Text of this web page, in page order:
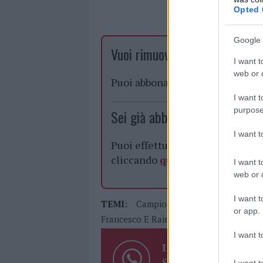
Opted
Google
I want
web or
I want
I want
I want
web or
I want
or app.
I want
Vuoi rimuovere le pubblicità
Puoi abbonarti a
Sei già abbonato?
Puoi effettuare l'accesso
cliccando qui
TEMI: Campionati Mondiali Di Judo
Francesco E Raimondo Degortes
Inviaci le tue